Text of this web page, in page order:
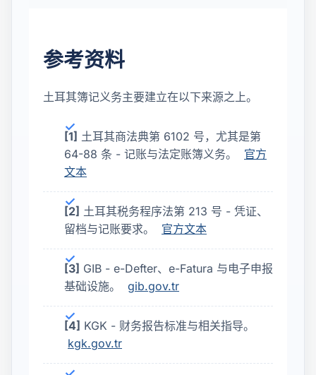
参考资料
土耳其簿记义务主要建立在以下来源之上。
[1] 土耳其商法典第 6102 号，尤其是第
64-88 条 - 记账与法定账簿义务。
官方
文本
[2] 土耳其税务程序法第 213 号 - 凭证、
留档与记账要求。
官方文本
[3] GIB - e-Defter、e-Fatura 与电子申报
基础设施。
gib.gov.tr
[4] KGK - 财务报告标准与相关指导。
kgk.gov.tr